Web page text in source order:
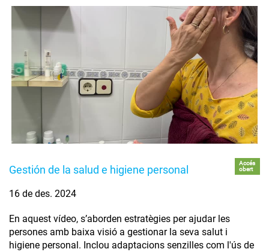
Gestión de la salud e higiene personal
Accés
obert
16 de des. 2024
En aquest vídeo, s’aborden estratègies per ajudar les
persones amb baixa visió a gestionar la seva salut i
higiene personal. Inclou adaptacions senzilles com l'ús de